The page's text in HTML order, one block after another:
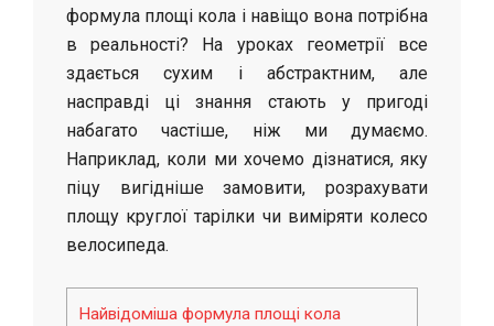
формула площі кола і навіщо вона потрібна
в реальності? На уроках геометрії все
здається сухим і абстрактним, але
насправді ці знання стають у пригоді
набагато частіше, ніж ми думаємо.
Наприклад, коли ми хочемо дізнатися, яку
піцу вигідніше замовити, розрахувати
площу круглої тарілки чи виміряти колесо
велосипеда.
Найвідоміша формула площі кола